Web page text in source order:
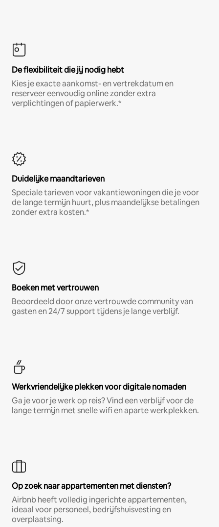
De flexibiliteit die jij nodig hebt
Kies je exacte aankomst- en vertrekdatum en
reserveer eenvoudig online zonder extra
verplichtingen of papierwerk.*
Duidelijke maandtarieven
Speciale tarieven voor vakantiewoningen die je voor
de lange termijn huurt, plus maandelijkse betalingen
zonder extra kosten.*
Boeken met vertrouwen
Beoordeeld door onze vertrouwde community van
gasten en 24/7 support tijdens je lange verblijf.
Werkvriendelijke plekken voor digitale nomaden
Ga je voor je werk op reis? Vind een verblijf voor de
lange termijn met snelle wifi en aparte werkplekken.
Op zoek naar appartementen met diensten?
Airbnb heeft volledig ingerichte appartementen,
ideaal voor personeel, bedrijfshuisvesting en
overplaatsing.